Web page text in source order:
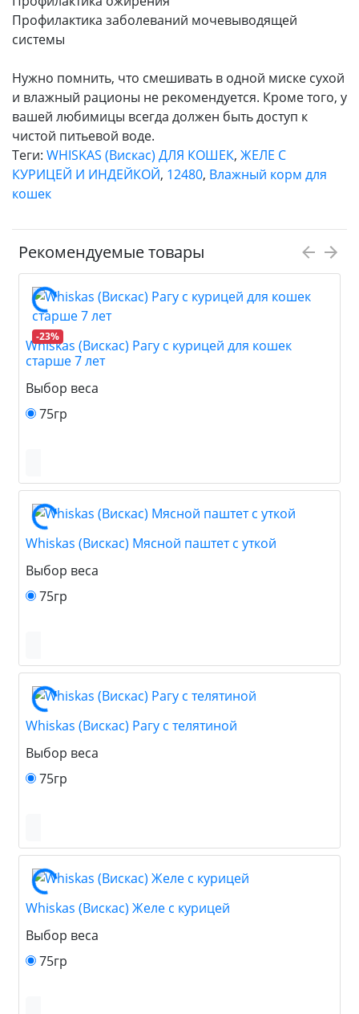
Профилактика заболеваний мочевыводящей
системы
Нужно помнить, что смешивать в одной миске сухой
и влажный рационы не рекомендуется. Кроме того, у
вашей любимицы всегда должен быть доступ к
чистой питьевой воде.
Теги: WHISKAS (Вискас) ДЛЯ КОШЕК, ЖЕЛЕ С
КУРИЦЕЙ И ИНДЕЙКОЙ, 12480, Влажный корм для
кошек
Рекомендуемые товары
-23%
Whiskas (Вискас) Рагу с курицей для кошек
старше 7 лет
Выбор веса
75гр
Whiskas (Вискас) Мясной паштет с уткой
Выбор веса
75гр
Whiskas (Вискас) Рагу с телятиной
Выбор веса
75гр
Whiskas (Вискас) Желе с курицей
Выбор веса
75гр